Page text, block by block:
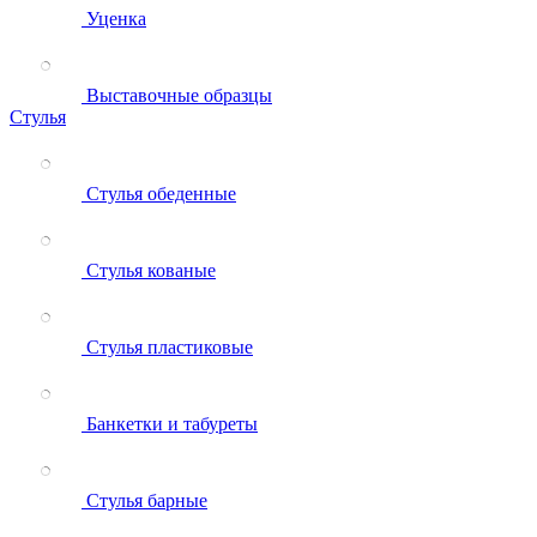
Уценка
Выставочные образцы
Стулья
Стулья обеденные
Стулья кованые
Стулья пластиковые
Банкетки и табуреты
Стулья барные